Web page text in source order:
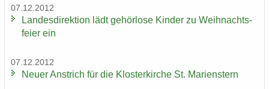
07.12.2012
Lan­des­di­rek­ti­on lädt ge­hör­lo­se Kin­der zu Weih­nachts­
fei­er ein
07.12.2012
Neuer An­strich für die Klos­ter­kir­che St. Ma­ri­enstern